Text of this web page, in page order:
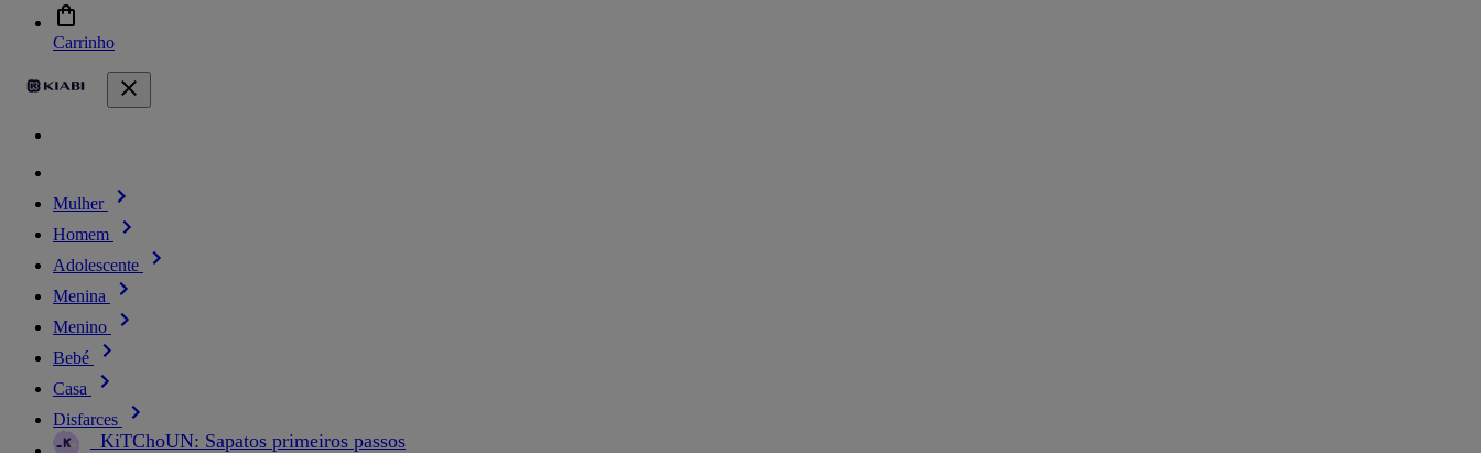
Carrinho
Mulher
Homem
Adolescente
Menina
Menino
Bebé
Casa
Disfarces
_KiTChoUN: Sapatos primeiros passos